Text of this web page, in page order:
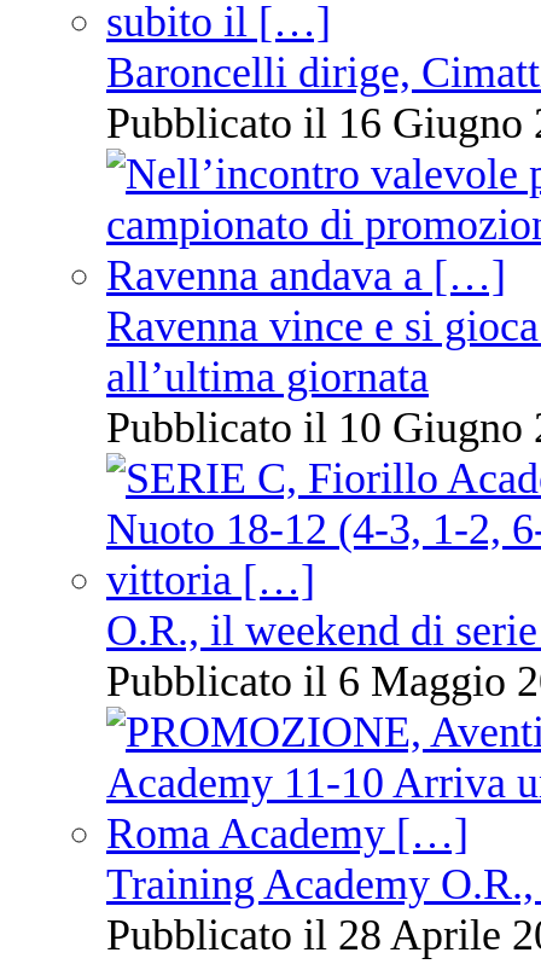
Baroncelli dirige,
Pubblicato il 16 Giugno
Ravenna vince e si
all’ultima giornata
Pubblicato il 10 Giugno
O.R., il weekend di
Pubblicato il 6 Maggio
Training Academy
Pubblicato il 28 Aprile